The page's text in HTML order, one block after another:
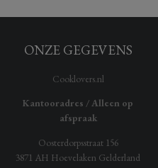
ONZE GEGEVENS
Cooklovers.nl
Kantooradres / Alleen op
afspraak
Oosterdorpsstraat 156
3871 AH Hoevelaken Gelderland